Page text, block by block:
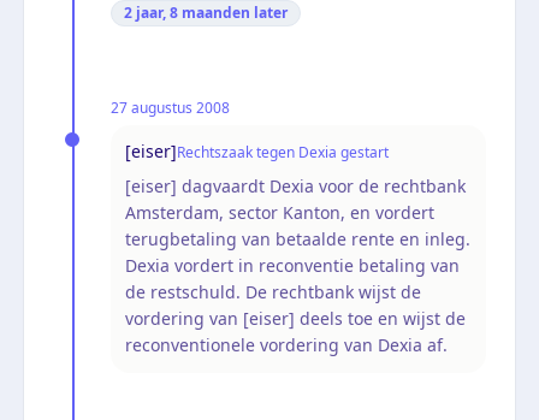
2 jaar, 8 maanden later
27 augustus 2008
[eiser]Rechtszaak tegen Dexia gestart
[eiser] dagvaardt Dexia voor de rechtbank
Amsterdam, sector Kanton, en vordert
terugbetaling van betaalde rente en inleg.
Dexia vordert in reconventie betaling van
de restschuld. De rechtbank wijst de
vordering van [eiser] deels toe en wijst de
reconventionele vordering van Dexia af.